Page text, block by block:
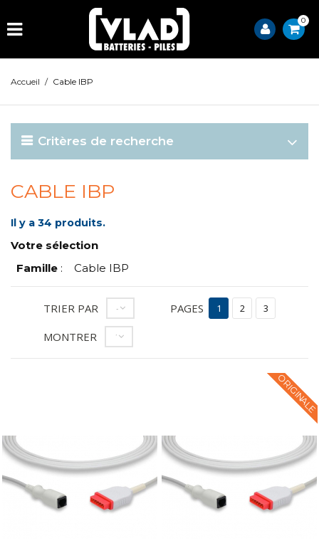
0
Accueil / Cable IBP
Critères de recherche
CABLE IBP
Il y a 34 produits.
Votre sélection
Famille : Cable IBP
TRIER PAR --
MONTRER 12
PAGES 1 2 3
ORIGINALE